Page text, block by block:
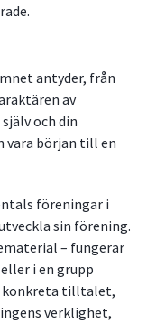
antyder, från
av
och din
vara början till en
föreningar i
sin förening.
– fungerar
i en grupp
konkreta tilltalet,
verklighet,